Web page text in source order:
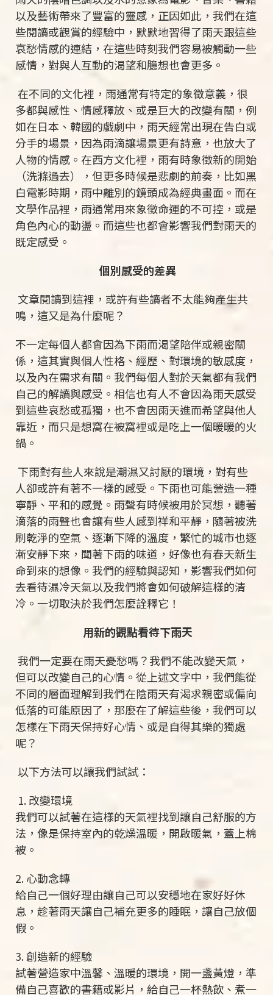
以及藝術帶來了豐富的靈感，正因如此，我們在這
些閱讀或觀賞的經驗中，默默地習得了雨天跟這些
哀愁情感的連結，在這些時刻我們容易被觸動一些
感情，對與人互動的渴望和臆想也會更多。
在不同的文化裡，雨通常有特定的象徵意義，很
多都與感性、情感釋放、或是巨大的改變有關，例
如在日本、韓國的戲劇中，雨天經常出現在告白或
分手的場景，因為雨滴讓場景更有詩意，也放大了
人物的情感。在西方文化裡，雨有時象徵新的開始
（洗滌過去），但更多時候是悲劇的前奏，比如黑
白電影時期，雨中離別的鏡頭成為經典畫面。而在
文學作品裡，雨通常用來象徵命運的不可控，或是
角色內心的動盪。而這些也都會影響我們對雨天的
既定感受。
個別感受的差異
文章閱讀到這裡，或許有些讀者不太能夠產生共
鳴，這又是為什麼呢？
不一定每個人都會因為下雨而渴望陪伴或親密關
係，這其實與個人性格、經歷、對環境的敏感度，
以及內在需求有關。我們每個人對於天氣都有我們
自己的解讀與感受。相信也有人不會因為雨天感受
到這些哀愁或孤獨，也不會因雨天進而希望與他人
靠近，而只是想窩在被窩裡或是吃上一個暖暖的火
鍋。
下雨對有些人來說是潮濕又討厭的環境，對有些
人卻或許有著不一樣的感受。下雨也可能營造一種
寧靜、平和的感覺。雨聲有時候被用於冥想，聽著
滴落的雨聲也會讓有些人感到祥和平靜，隨著被洗
刷乾淨的空氣、逐漸下降的溫度，繁忙的城市也逐
漸安靜下來，聞著下雨的味道，好像也有春天新生
命到來的想像。我們的經驗與認知，影響我們如何
去看待濕冷天氣以及我們將會如何破解這樣的清
冷。一切取決於我們怎麼詮釋它！
用新的觀點看待下雨天
我們一定要在雨天憂愁嗎？我們不能改變天氣，
但可以改變自己的心情。從上述文字中，我們能從
不同的層面理解到我們在陰雨天有渴求親密或偏向
低落的可能原因了，那麼在了解這些後，我們可以
怎樣在下雨天保持好心情、或是自得其樂的獨處
呢？
以下方法可以讓我們試試：
1. 改變環境
我們可以試著在這樣的天氣裡找到讓自己舒服的方
法，像是保持室內的乾燥溫暖，開啟暖氣，蓋上棉
被。
2. 心動念轉
給自己一個好理由讓自己可以安穩地在家好好休
息，趁著雨天讓自己補充更多的睡眠，讓自己放個
假。
3. 創造新的經驗
試著營造家中溫馨、溫暖的環境，開一盞黃燈，準
備自己喜歡的書籍或影片，給自己一杯熱飲、煮一